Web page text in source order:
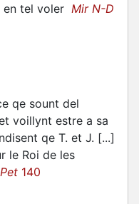
en tel voler Mir N-D
qe sount del
voillynt estre a sa
qe T. et J. [...]
le Roi de les
140